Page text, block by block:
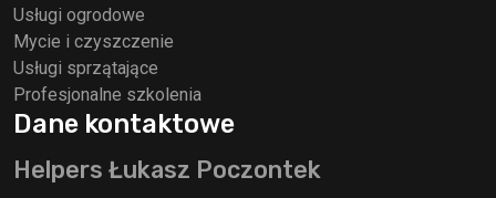
Usługi ogrodowe
Mycie i czyszczenie
Usługi sprzątające
Profesjonalne szkolenia
Dane kontaktowe
Helpers Łukasz Poczontek